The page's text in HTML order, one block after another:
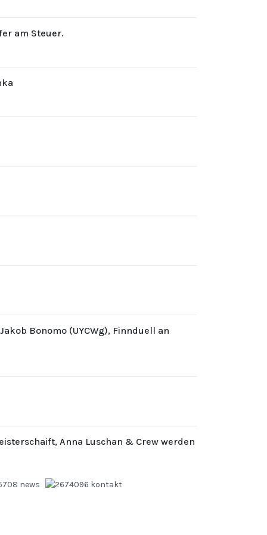
am Steuer.
Bonomo (UYCWg), Finnduell an
Anna Luschan & Crew werden